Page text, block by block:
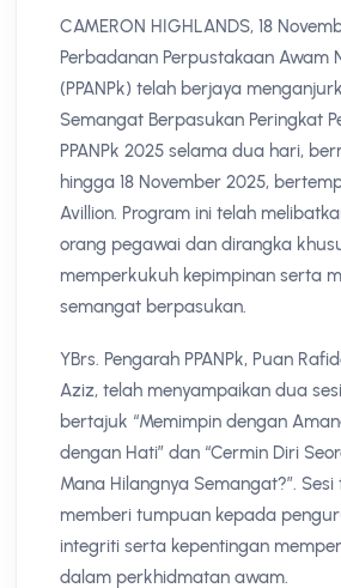
CAMERON HIGHLANDS, 18
Perbadanan Perpustakaan Awam
(PPANPk) telah berjaya
Semangat Berpasukan Peringkat
PPANPk 2025 selama dua hari,
hingga 18 November 2025,
Avillion. Program ini telah
orang pegawai dan dirangka
memperkukuh kepimpinan serta
semangat berpasukan.
YBrs. Pengarah PPANPk, Puan
Aziz, telah menyampaikan dua
bertajuk “Memimpin dengan
dengan Hati” dan “Cermin Diri
Mana Hilangnya Semangat?”.
memberi tumpuan kepada
integriti serta kepentingan
dalam perkhidmatan awam.